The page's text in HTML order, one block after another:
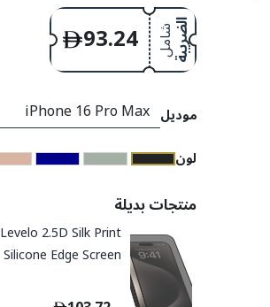
93.24
الضريبة
شامل
موديل
​لون
منتجات بديلة
Levelo 2.5D Silk Print
Silicone Edge Screen
16 Series